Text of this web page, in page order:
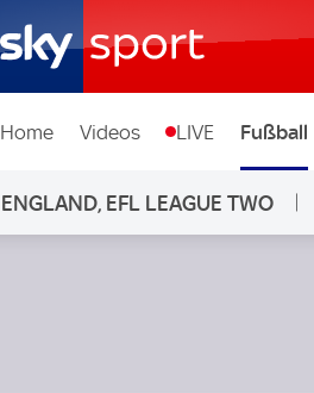
Home Videos LIVE Fußball
ENGLAND, EFL LEAGUE TWO